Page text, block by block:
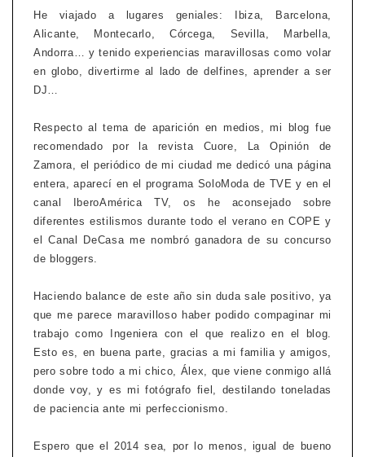
He viajado a lugares geniales: Ibiza, Barcelona,
Alicante, Montecarlo, Córcega, Sevilla, Marbella,
Andorra… y tenido experiencias maravillosas como volar
en globo, divertirme al lado de delfines, aprender a ser
DJ…
Respecto al tema de aparición en medios, mi blog fue
recomendado por la revista Cuore, La Opinión de
Zamora, el periódico de mi ciudad me dedicó una página
entera, aparecí en el programa SoloModa de TVE y en el
canal IberoAmérica TV, os he aconsejado sobre
diferentes estilismos durante todo el verano en COPE y
el Canal DeCasa me nombró ganadora de su concurso
de bloggers.
Haciendo balance de este año sin duda sale positivo, ya
que me parece maravilloso haber podido compaginar mi
trabajo como Ingeniera con el que realizo en el blog.
Esto es, en buena parte, gracias a mi familia y amigos,
pero sobre todo a mi chico, Álex, que viene conmigo allá
donde voy, y es mi fotógrafo fiel, destilando toneladas
de paciencia ante mi perfeccionismo.
Espero que el 2014 sea, por lo menos, igual de bueno